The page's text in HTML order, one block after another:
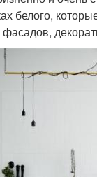
белого,